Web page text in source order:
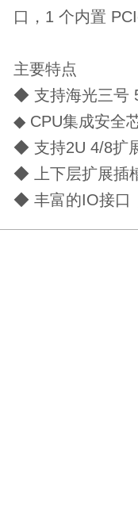
口，1 个内置
主要特点
◆ 支持海光三号
◆ CPU集成安全
◆ 支持2U 4/8扩
◆ 上下层扩展插
◆ 丰富的IO接口